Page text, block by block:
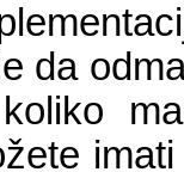
da